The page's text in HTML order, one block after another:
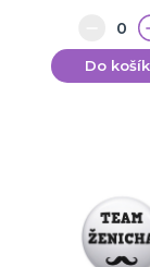
Do